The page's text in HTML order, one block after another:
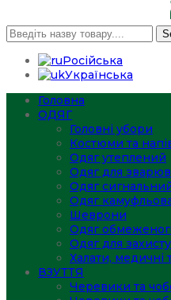
Російська
Українська
Головна
ОДЯГ
Головні убори
Костюми та
Одяг утеплений
Одяг для
Одяг
Одяг
Шеврони
Одяг
Одяг для
Халати, медичні
ВЗУТТЯ
Черевики та